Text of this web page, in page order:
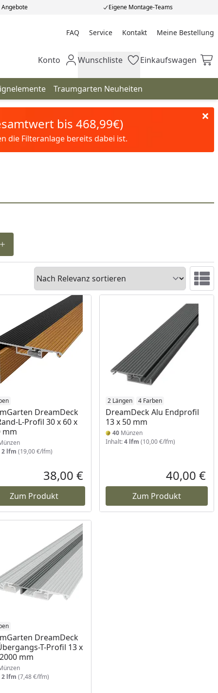
Eigene Montage-Teams
FAQ Service Kontakt Meine Bestellung
Meine Bestellung
Mein Konto
Konto Wunschliste
Wunschliste Einkaufswagen
Einkaufswagen
Traumgarten Neuheiten
bis 468,99€)
die Filteranlage bereits dabei ist.
Sortieren
DreamDeck
L-Profil 30 x 60 x
mm
2 lfm (19,00 €/lfm)
Aktueller Preis
38,00 €
Zum Produkt
2 Längen 4 Farben
DreamDeck Alu Endprofil
13 x 50 mm
40 Münzen
Inhalt:4 lfm (10,00 €/lfm)
40,00 €
Zum Produkt
DreamDeck
T-Profil 13 x
mm
2 lfm (7,48 €/lfm)